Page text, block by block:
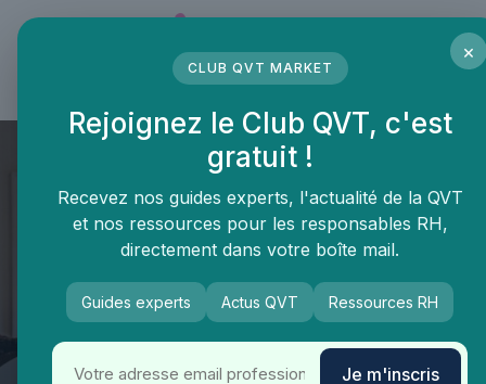
QVT Market Formation continue
×
CLUB QVT MARKET
Rejoignez le Club QVT, c'est
gratuit !
Recevez nos guides experts, l'actualité de la QVT
et nos ressources pour les responsables RH,
directement dans votre boîte mail.
Guides experts Actus QVT Ressources RH
Je m'inscris
Panneau de gestion des cookies